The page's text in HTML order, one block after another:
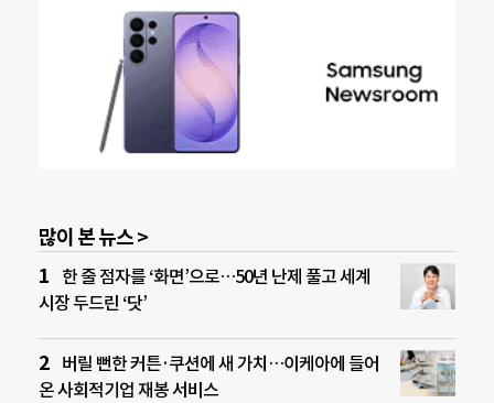
많이 본 뉴스 >
한 줄 점자를 ‘화면’으로…50년 난제 풀고 세계
시장 두드린 ‘닷’
버릴 뻔한 커튼·쿠션에 새 가치…이케아에 들어
온 사회적기업 재봉 서비스